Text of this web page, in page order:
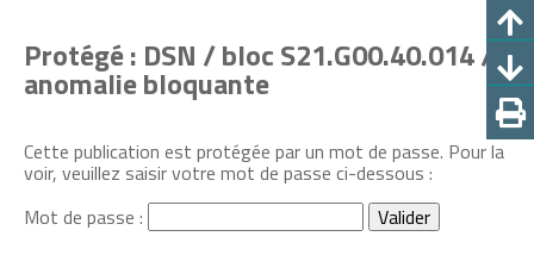
Protégé : DSN / bloc S21.G00.40.014 /
anomalie bloquante
Cette publication est protégée par un mot de passe. Pour la
voir, veuillez saisir votre mot de passe ci-dessous :
Mot de passe :